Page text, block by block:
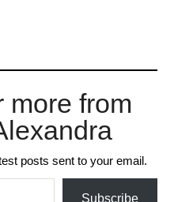
more from
posts sent to your email.
Subscribe